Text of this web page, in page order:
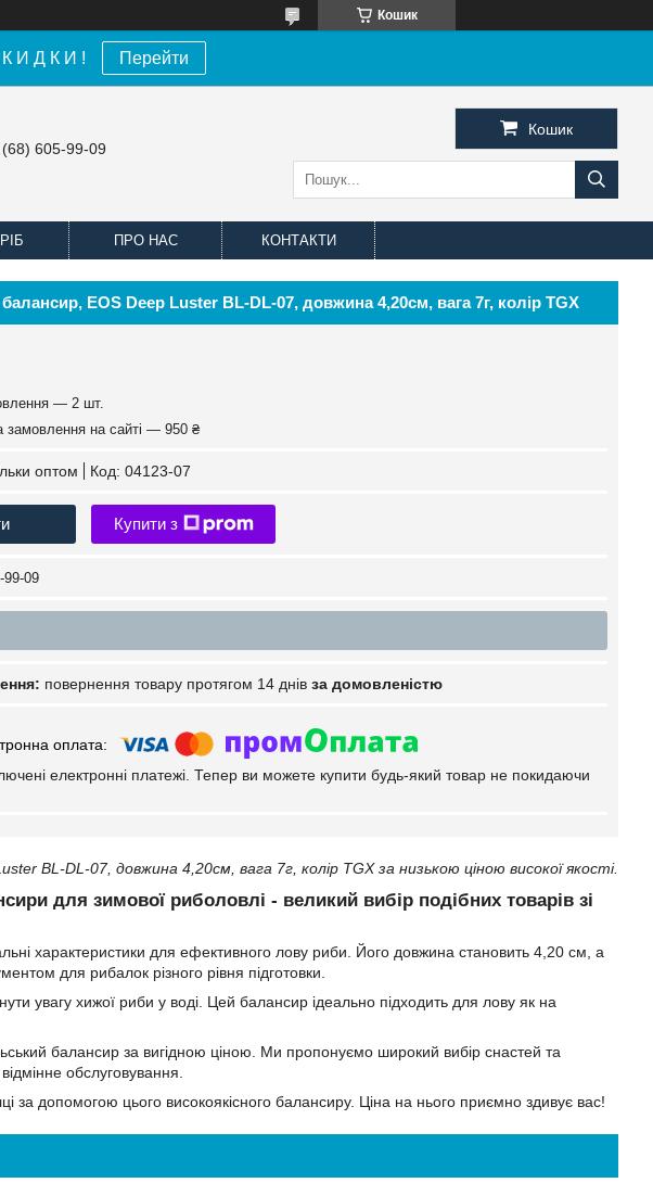
Кошик
И Д К И ! Перейти
605-99-09
Кошик
ПРО НАС КОНТАКТИ
EOS Deep Luster BL-DL-07, довжина 4,20см, вага 7г, колір TGX
— 2 шт.
замовлення на сайті — 950 ₴
оптом Код: 04123-07
Купити з
99-09
повернення товару протягом 14 днів за домовленістю
електронні платежі. Тепер ви можете купити будь-який товар не покидаючи
BL-DL-07, довжина 4,20см, вага 7г, колір TGX за низькою ціною високої якості.
для зимової риболовлі - великий вибір подібних товарів зі
характеристики для ефективного лову риби. Його довжина становить 4,20 см, а
для рибалок різного рівня підготовки.
увагу хижої риби у воді. Цей балансир ідеально підходить для лову як на
балансир за вигідною ціною. Ми пропонуємо широкий вибір снастей та
обслуговування.
за допомогою цього високоякісного балансиру. Ціна на нього приємно здивує вас!